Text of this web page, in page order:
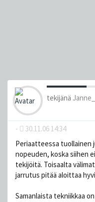
tekijänä
- 30.11.06 14:34
Periaatteessa tuollainen
nopeuden, koska siihen
tekijöitä. Toisaalta
jarrutus pitää aloittaa
Samanlaista tekniikkaa